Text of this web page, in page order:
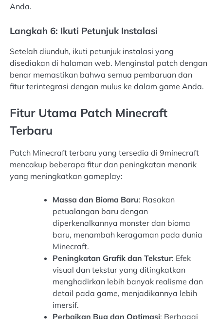
Anda.
Langkah 6: Ikuti Petunjuk Instalasi
Setelah diunduh, ikuti petunjuk instalasi yang
disediakan di halaman web. Menginstal patch dengan
benar memastikan bahwa semua pembaruan dan
fitur terintegrasi dengan mulus ke dalam game Anda.
Fitur Utama Patch Minecraft
Terbaru
Patch Minecraft terbaru yang tersedia di 9minecraft
mencakup beberapa fitur dan peningkatan menarik
yang meningkatkan gameplay:
Massa dan Bioma Baru: Rasakan
petualangan baru dengan
diperkenalkannya monster dan bioma
baru, menambah keragaman pada dunia
Minecraft.
Peningkatan Grafik dan Tekstur: Efek
visual dan tekstur yang ditingkatkan
menghadirkan lebih banyak realisme dan
detail pada game, menjadikannya lebih
imersif.
Perbaikan Bug dan Optimasi: Berbagai